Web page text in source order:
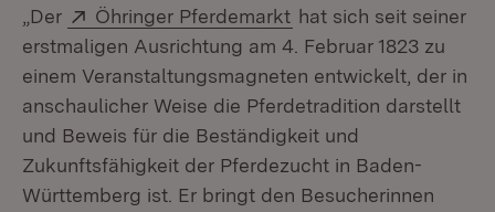
„Der Extern:
Öhringer Pferdemarkt (Öffnet in neuem
hat sich seit seiner
erstmaligen Ausrichtung am 4. Februar 1823 zu
einem Veranstaltungsmagneten entwickelt, der in
anschaulicher Weise die Pferdetradition darstellt
und Beweis für die Beständigkeit und
Zukunftsfähigkeit der Pferdezucht in Baden-
Württemberg ist. Er bringt den Besucherinnen